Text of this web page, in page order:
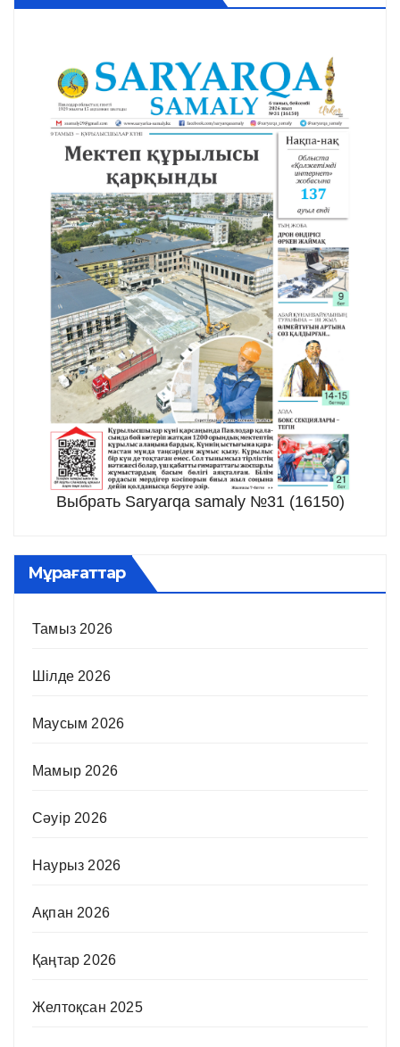
Выбрать Saryarqa samaly №31 (16150)
Мұрағаттар
Тамыз 2026
Шілде 2026
Маусым 2026
Мамыр 2026
Сәуір 2026
Наурыз 2026
Ақпан 2026
Қаңтар 2026
Желтоқсан 2025